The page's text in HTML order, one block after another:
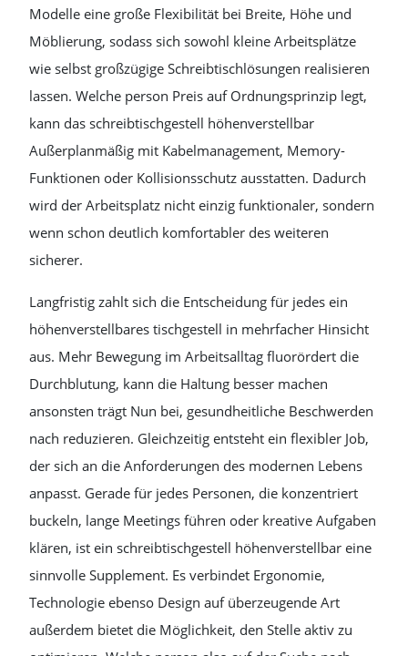
Modelle eine große Flexibilität bei Breite, Höhe und
Möblierung, sodass sich sowohl kleine Arbeitsplätze
wie selbst großzügige Schreibtischlösungen realisieren
lassen. Welche person Preis auf Ordnungsprinzip legt,
kann das schreibtischgestell höhenverstellbar
Außerplanmäßig mit Kabelmanagement, Memory-
Funktionen oder Kollisionsschutz ausstatten. Dadurch
wird der Arbeitsplatz nicht einzig funktionaler, sondern
wenn schon deutlich komfortabler des weiteren
sicherer.
Langfristig zahlt sich die Entscheidung für jedes ein
höhenverstellbares tischgestell in mehrfacher Hinsicht
aus. Mehr Bewegung im Arbeitsalltag fluorördert die
Durchblutung, kann die Haltung besser machen
ansonsten trägt Nun bei, gesundheitliche Beschwerden
nach reduzieren. Gleichzeitig entsteht ein flexibler Job,
der sich an die Anforderungen des modernen Lebens
anpasst. Gerade für jedes Personen, die konzentriert
buckeln, lange Meetings führen oder kreative Aufgaben
klären, ist ein schreibtischgestell höhenverstellbar eine
sinnvolle Supplement. Es verbindet Ergonomie,
Technologie ebenso Design auf überzeugende Art
außerdem bietet die Möglichkeit, den Stelle aktiv zu